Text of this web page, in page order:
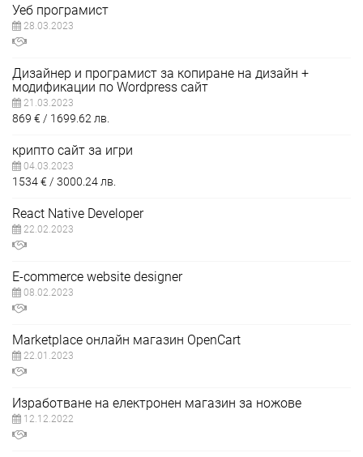
Уеб програмист
28.03.2023
Дизайнер и програмист за копиране на дизайн +
модификации по Wordpress сайт
21.03.2023
869 € 1699.62 лв.
крипто сайт за игри
04.03.2023
1534€ 3000.24 лв.
React Native Developer
22.02.2023
E-commerce website designer
08.02.2023
Marketplace онлайн магазин OpenCart
22.01.2023
Изработване на електронен магазин за ножове
12.12.2022